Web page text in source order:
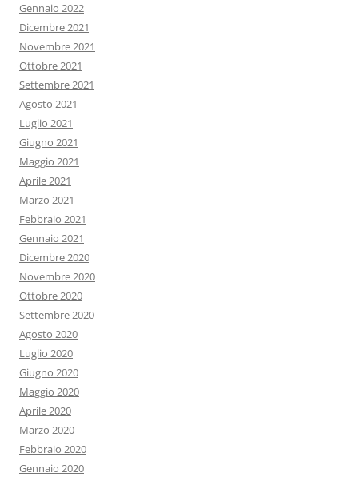
Gennaio 2022
Dicembre 2021
Novembre 2021
Ottobre 2021
Settembre 2021
Agosto 2021
Luglio 2021
Giugno 2021
Maggio 2021
Aprile 2021
Marzo 2021
Febbraio 2021
Gennaio 2021
Dicembre 2020
Novembre 2020
Ottobre 2020
Settembre 2020
Agosto 2020
Luglio 2020
Giugno 2020
Maggio 2020
Aprile 2020
Marzo 2020
Febbraio 2020
Gennaio 2020